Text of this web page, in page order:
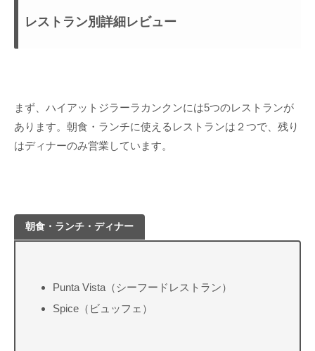
レストラン別詳細レビュー
まず、ハイアットジラーラカンクンには5つのレストランが
あります。朝食・ランチに使えるレストランは２つで、残り
はディナーのみ営業しています。
朝食・ランチ・ディナー
Punta Vista（シーフードレストラン）
Spice（ビュッフェ）